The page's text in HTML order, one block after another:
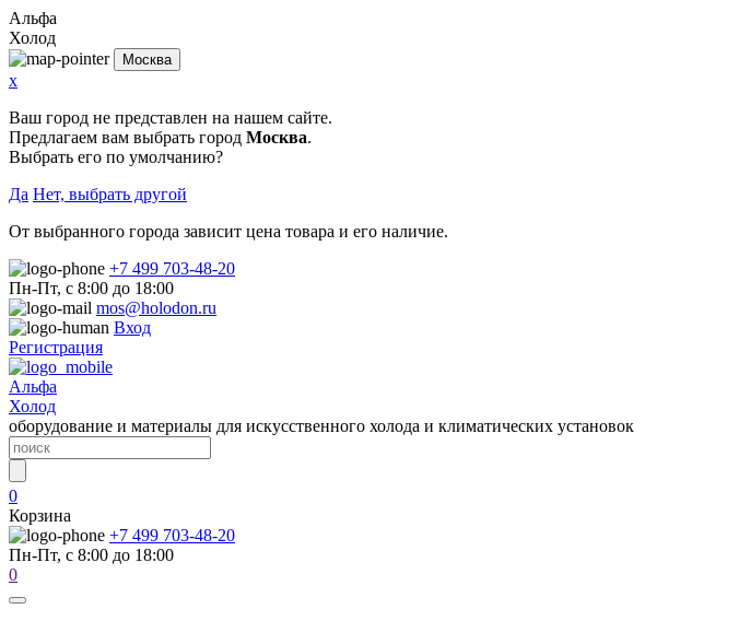
Альфа
Холод
Москва
x
Ваш город не представлен на нашем сайте.
Предлагаем вам выбрать город Москва.
Выбрать его по умолчанию?
Да Нет, выбрать другой
От выбранного города зависит цена товара и его наличие.
+7 499 703-48-20
Пн-Пт, с 8:00 до 18:00
mos@holodon.ru
Вход
Регистрация
Альфа
Холод
оборудование и материалы для искусственного холода и климатических установок
0
Корзина
+7 499 703-48-20
Пн-Пт, с 8:00 до 18:00
0